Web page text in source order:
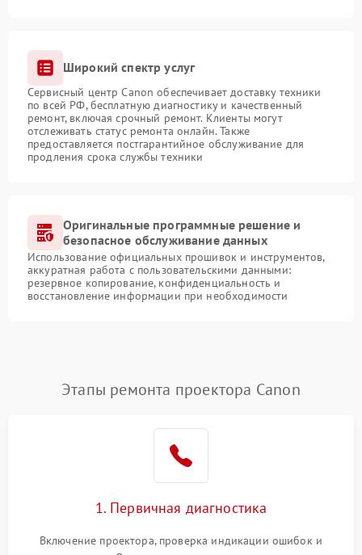
Широкий спектр услуг
Сервисный центр Canon обеспечивает доставку техники
по всей РФ, бесплатную диагностику и качественный
ремонт, включая срочный ремонт. Клиенты могут
отслеживать статус ремонта онлайн. Также
предоставляется постгарантийное обслуживание для
продления срока службы техники
Оригинальные программные решение и
безопасное обслуживание данных
Использование официальных прошивок и инструментов,
аккуратная работа с пользовательскими данными:
резервное копирование, конфиденциальность и
восстановление информации при необходимости
Этапы ремонта проектора Canon
1. Первичная диагностика
Включение проектора, проверка индикации ошибок и